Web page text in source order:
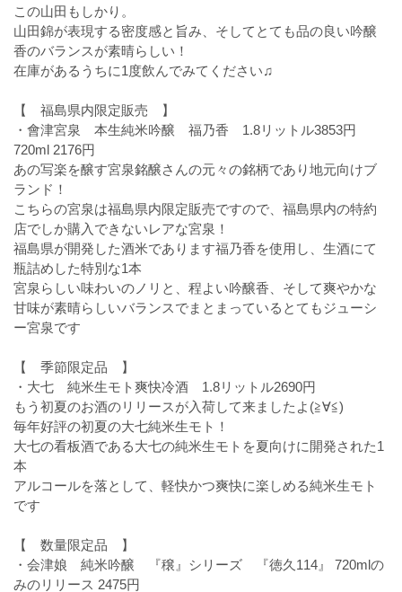
この山田もしかり。
山田錦が表現する密度感と旨み、そしてとても品の良い吟醸
香のバランスが素晴らしい！
在庫があるうちに1度飲んでみてください♫
【 福島県内限定販売 】
・會津宮泉 本生純米吟醸 福乃香 1.8リットル3853円
720ml 2176円
あの写楽を醸す宮泉銘醸さんの元々の銘柄であり地元向けブ
ランド！
こちらの宮泉は福島県内限定販売ですので、福島県内の特約
店でしか購入できないレアな宮泉！
福島県が開発した酒米であります福乃香を使用し、生酒にて
瓶詰めした特別な1本
宮泉らしい味わいのノリと、程よい吟醸香、そして爽やかな
甘味が素晴らしいバランスでまとまっているとてもジューシ
ー宮泉です
【 季節限定品 】
・大七 純米生モト爽快冷酒 1.8リットル2690円
もう初夏のお酒のリリースが入荷して来ましたよ(≧∀≦)
毎年好評の初夏の大七純米生モト！
大七の看板酒である大七の純米生モトを夏向けに開発された1
本
アルコールを落として、軽快かつ爽快に楽しめる純米生モト
です
【 数量限定品 】
・会津娘 純米吟醸 『穣』シリーズ 『徳久114』 720mlの
みのリリース 2475円